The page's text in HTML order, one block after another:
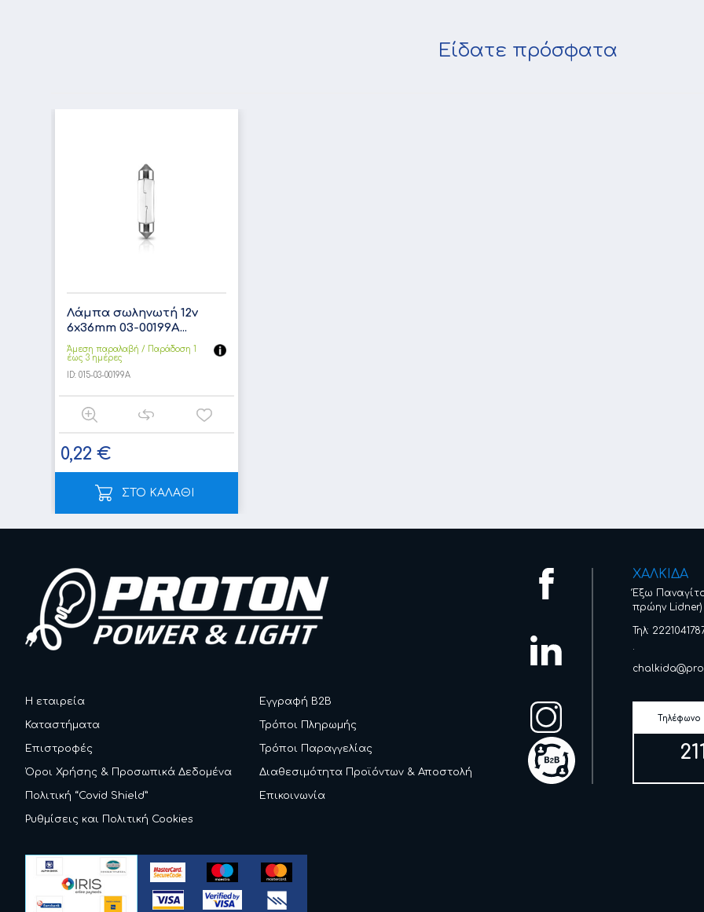
Είδατε πρόσφατα
Λάμπα σωληνωτή 12v
6x36mm 03-00199A...
Άμεση παραλαβή / Παράδoση 1
έως 3 ημέρες
ID:015-03-00199A
0,22 €
ΣΤΟ ΚΑΛΑΘΙ
Η εταιρεία
Καταστήματα
Επιστροφές
Όροι Χρήσης & Προσωπικά Δεδομένα
Πολιτική “Covid Shield”
Ρυθμίσεις και Πολιτική Cookies
Εγγραφή B2B
Τρόποι Πληρωμής
Τρόποι Παραγγελίας
Διαθεσιμότητα Προϊόντων & Αποστολή
Επικοινωνία
ΧΑΛΚΙΔΑ
Έξω
πρώην Lidner)
Τηλ:
.